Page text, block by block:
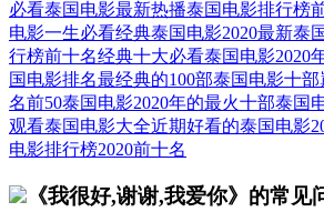
必看泰国电影最新热播泰国电影排行榜
电影一生必看经典泰国电影2020最新泰
行榜前十名经典十大必看泰国电影2020
国电影排名最经典的100部泰国电影十部
名前50泰国电影2020年的最火十部泰国
观看泰国电影大全近期好看的泰国电影
电影排行榜2020前十名
《我很好,谢谢,我爱你》的常见